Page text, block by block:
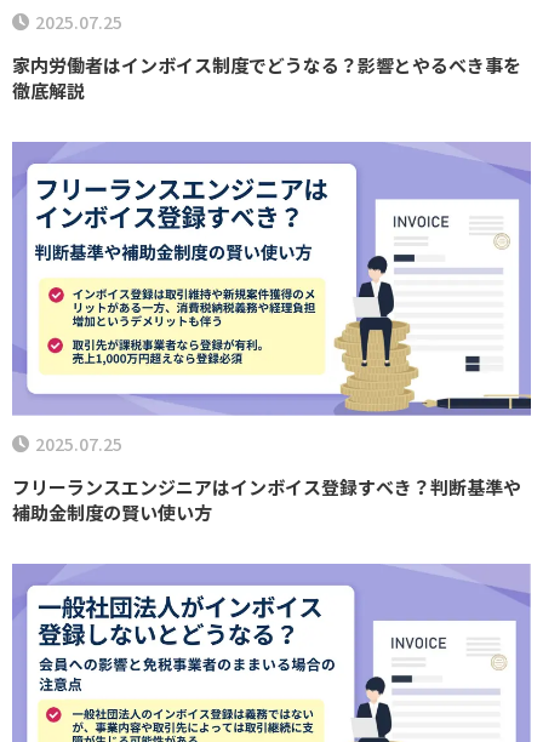
家内労働者はインボイス制度でどうなる？影響とやるべき事を
徹底解説
2025.07.25
フリーランスエンジニアはインボイス登録すべき？判断基準や
補助金制度の賢い使い方
2025.07.25